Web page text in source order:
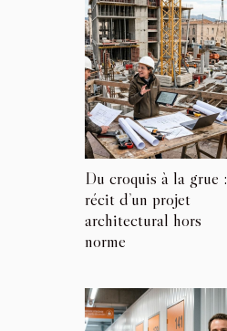
Du croquis à la grue :
récit d’un projet
architectural hors
norme